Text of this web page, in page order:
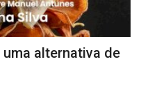
alternativa de